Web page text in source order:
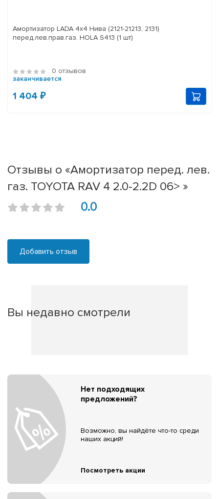
Амортизатор LADA 4x4 Нива (2121-21213, 2131)
перед.лев.прав.газ. HOLA S413 (1 шт)
0 отзывов
заканчивается
1 404 ₽
Отзывы о «Амортизатор перед. лев.
газ. TOYOTA RAV 4 2.0-2.2D 06> »
0.0
Добавить отзыв
Вы недавно смотрели
Нет подходящих
предложений?
Возможно, вы найдёте что-то среди
наших акций!
Посмотреть акции